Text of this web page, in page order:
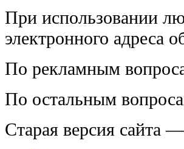
При использовании
электронного адреса
По рекламным
По остальным
Старая версия сайта —